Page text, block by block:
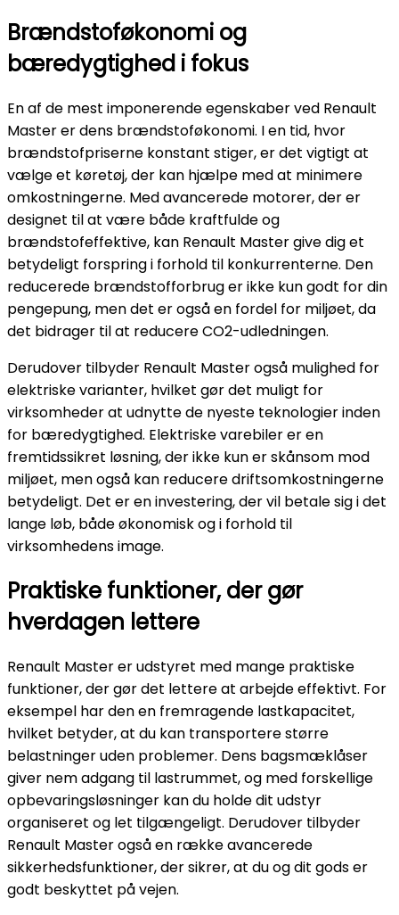
Brændstoføkonomi og
bæredygtighed i fokus
En af de mest imponerende egenskaber ved Renault
Master er dens brændstoføkonomi. I en tid, hvor
brændstofpriserne konstant stiger, er det vigtigt at
vælge et køretøj, der kan hjælpe med at minimere
omkostningerne. Med avancerede motorer, der er
designet til at være både kraftfulde og
brændstofeffektive, kan Renault Master give dig et
betydeligt forspring i forhold til konkurrenterne. Den
reducerede brændstofforbrug er ikke kun godt for din
pengepung, men det er også en fordel for miljøet, da
det bidrager til at reducere CO2-udledningen.
Derudover tilbyder Renault Master også mulighed for
elektriske varianter, hvilket gør det muligt for
virksomheder at udnytte de nyeste teknologier inden
for bæredygtighed. Elektriske varebiler er en
fremtidssikret løsning, der ikke kun er skånsom mod
miljøet, men også kan reducere driftsomkostningerne
betydeligt. Det er en investering, der vil betale sig i det
lange løb, både økonomisk og i forhold til
virksomhedens image.
Praktiske funktioner, der gør
hverdagen lettere
Renault Master er udstyret med mange praktiske
funktioner, der gør det lettere at arbejde effektivt. For
eksempel har den en fremragende lastkapacitet,
hvilket betyder, at du kan transportere større
belastninger uden problemer. Dens bagsmæklåser
giver nem adgang til lastrummet, og med forskellige
opbevaringsløsninger kan du holde dit udstyr
organiseret og let tilgængeligt. Derudover tilbyder
Renault Master også en række avancerede
sikkerhedsfunktioner, der sikrer, at du og dit gods er
godt beskyttet på vejen.